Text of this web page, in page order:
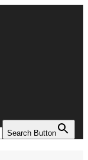
Search Button